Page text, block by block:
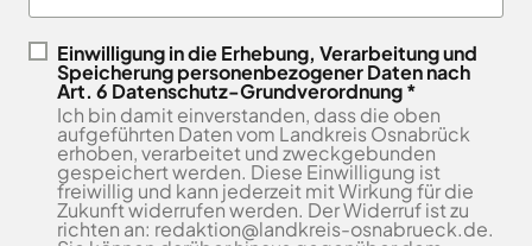
Einwilligung in die Erhebung, Verarbeitung und
Speicherung personenbezogener Daten nach
Art. 6 Datenschutz-Grundverordnung *
Ich bin damit einverstanden, dass die oben
aufgeführten Daten vom Landkreis Osnabrück
erhoben, verarbeitet und zweckgebunden
gespeichert werden. Diese Einwilligung ist
freiwillig und kann jederzeit mit Wirkung für die
Zukunft widerrufen werden. Der Widerruf ist zu
richten an: redaktion@landkreis-osnabrueck.de.
Osnabrück
Landschaftsverband
Osnabrücker
Land
MaßArbeit
Naturpark
TERRA.vita
Naturschutzstiftung
erhalten.
Zum
Newsletter
anmelden
5010
Montag -
Mittwoch
8.00
-
16.00
Uhr
Donnerstag 8.00
-
17.30
Zur
Website
der
Stadt
Osnabrück
.